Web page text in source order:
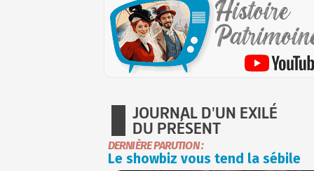
JOURNAL D'UN EXILÉ
DU PRÉSENT
DERNIÈRE PARUTION :
Le showbiz vous tend la sébile